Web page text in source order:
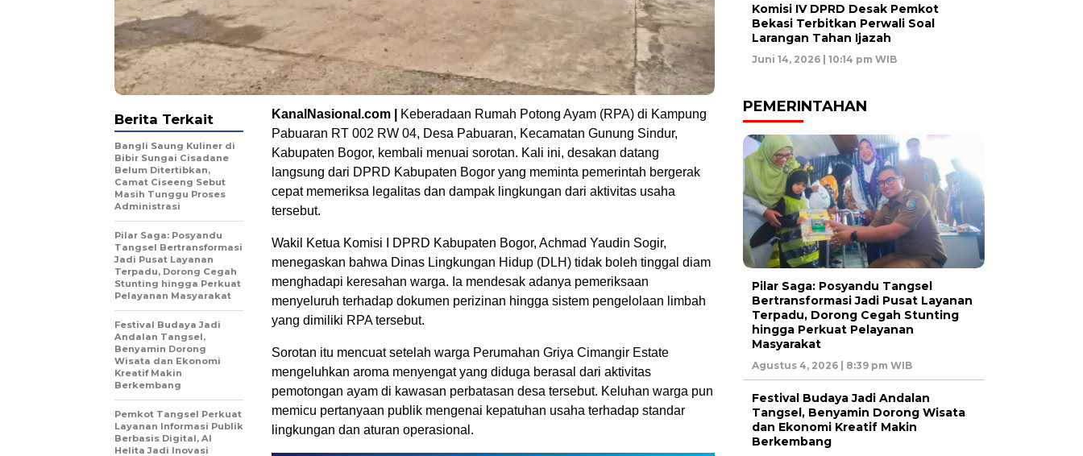
KanalNasional.com |
Keberadaan Rumah Potong Ayam (RPA) di Kampung
Pabuaran RT 002 RW 04, Desa Pabuaran, Kecamatan Gunung Sindur,
Kabupaten Bogor, kembali menuai sorotan. Kali ini, desakan datang
langsung dari DPRD Kabupaten Bogor yang meminta pemerintah bergerak
cepat memeriksa legalitas dan dampak lingkungan dari aktivitas usaha
tersebut.
Wakil Ketua Komisi I DPRD Kabupaten Bogor, Achmad Yaudin Sogir,
menegaskan bahwa Dinas Lingkungan Hidup (DLH) tidak boleh tinggal diam
menghadapi keresahan warga. Ia mendesak adanya pemeriksaan
menyeluruh terhadap dokumen perizinan hingga sistem pengelolaan limbah
yang dimiliki RPA tersebut.
Sorotan itu mencuat setelah warga Perumahan Griya Cimangir Estate
mengeluhkan aroma menyengat yang diduga berasal dari aktivitas
pemotongan ayam di kawasan perbatasan desa tersebut. Keluhan warga pun
memicu pertanyaan publik mengenai kepatuhan usaha terhadap standar
lingkungan dan aturan operasional.
Berita Terkait
Bangli Saung Kuliner di
Bibir Sungai Cisadane
Belum Ditertibkan,
Camat Ciseeng Sebut
Masih Tunggu Proses
Administrasi
Pilar Saga: Posyandu
Tangsel Bertransformasi
Jadi Pusat Layanan
Terpadu, Dorong Cegah
Stunting hingga Perkuat
Pelayanan Masyarakat
Festival Budaya Jadi
Andalan Tangsel,
Benyamin Dorong
Wisata dan Ekonomi
Kreatif Makin
Berkembang
Pemkot Tangsel Perkuat
Layanan Informasi Publik
Berbasis Digital, AI
Helita Jadi Inovasi
Komisi IV DPRD Desak Pemkot
Bekasi Terbitkan Perwali Soal
Larangan Tahan Ijazah
Juni 14, 2026 | 10:14 pm WIB
PEMERINTAHAN
Pilar Saga: Posyandu Tangsel
Bertransformasi Jadi Pusat Layanan
Terpadu, Dorong Cegah Stunting
hingga Perkuat Pelayanan
Masyarakat
Agustus 4, 2026 | 8:39 pm WIB
Festival Budaya Jadi Andalan
Tangsel, Benyamin Dorong Wisata
dan Ekonomi Kreatif Makin
Berkembang